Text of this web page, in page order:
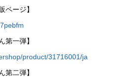
ページ】
第一弾】
product/31716001/ja
第二弾】